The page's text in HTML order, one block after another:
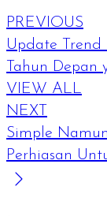
PREVIOUS
Update Trend
Tahun Depan
VIEW ALL
NEXT
Simple
Perhiasan